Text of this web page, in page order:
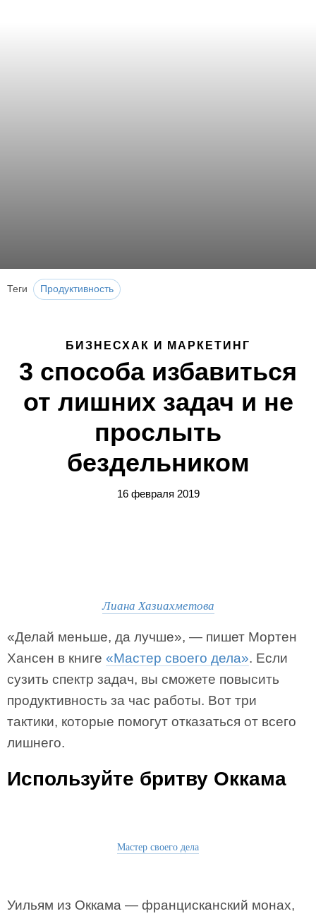
Теги Продуктивность
БИЗНЕСХАК И МАРКЕТИНГ
3 способа избавиться
от лишних задач и не
прослыть
бездельником
16 февраля 2019
Лиана Хазиахметова
«Делай меньше, да лучше», — пишет Мортен
Хансен в книге «Мастер своего дела». Если
сузить спектр задач, вы сможете повысить
продуктивность за час работы. Вот три
тактики, которые помогут отказаться от всего
лишнего.
Используйте бритву Оккама
Мастер своего дела
Уильям из Оккама — францисканский монах,